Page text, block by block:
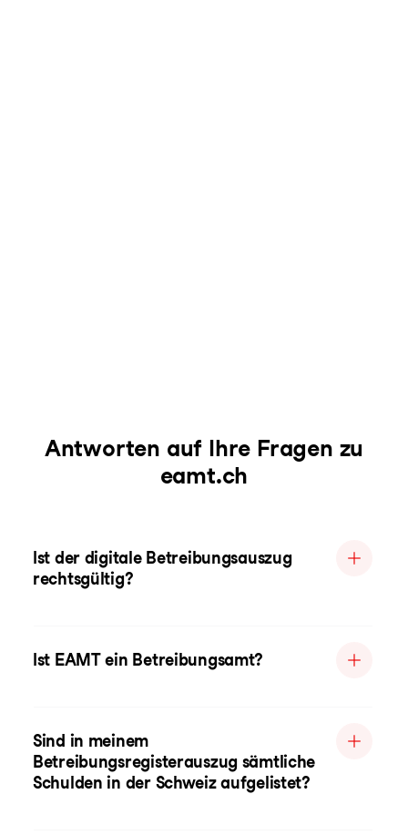
Antworten auf Ihre Fragen zu
eamt.ch
Ist der digitale Betreibungsauszug
rechtsgültig?
Ist EAMT ein Betreibungsamt?
Sind in meinem
Betreibungsregisterauszug sämtliche
Schulden in der Schweiz aufgelistet?